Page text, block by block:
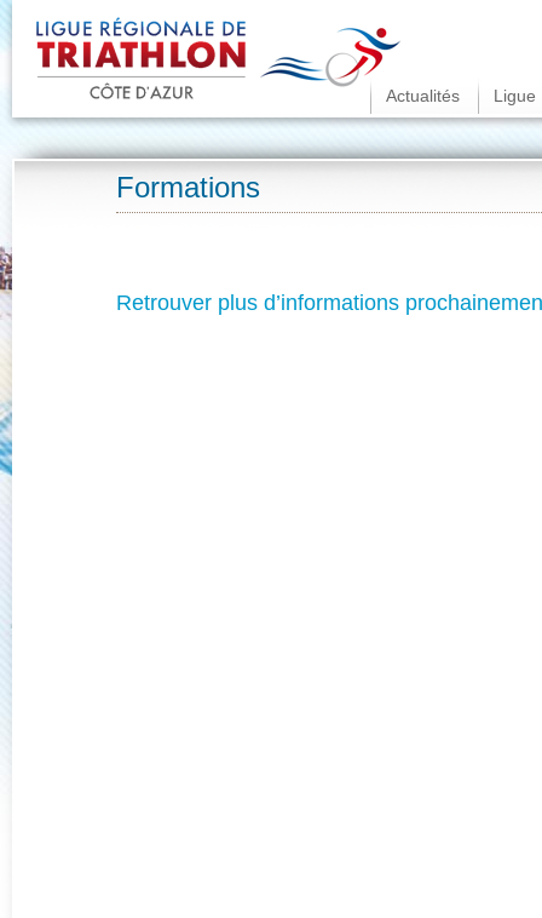
Menu principal
Aller au contenu
Aller au contenu
Actualités Ligue
Formations
Retrouver plus d’informations